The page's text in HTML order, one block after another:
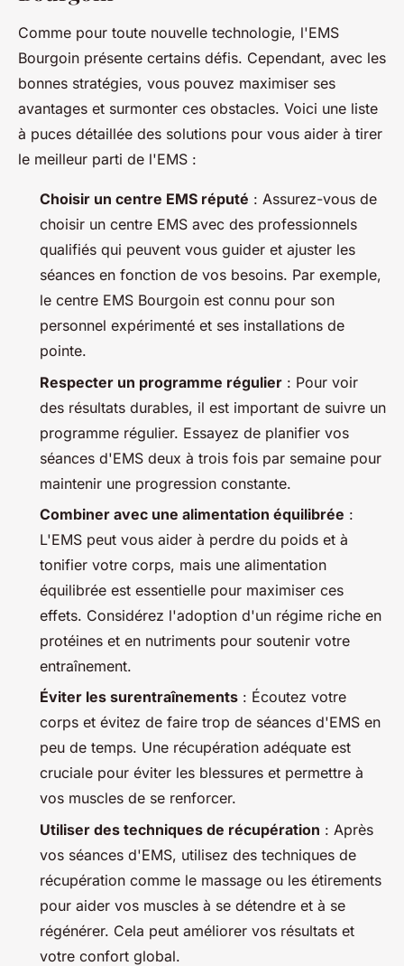
Comme pour toute nouvelle technologie, l'EMS
Bourgoin présente certains défis. Cependant, avec les
bonnes stratégies, vous pouvez maximiser ses
avantages et surmonter ces obstacles. Voici une liste
à puces détaillée des solutions pour vous aider à tirer
le meilleur parti de l'EMS :
Choisir un centre EMS réputé : Assurez-vous de
choisir un centre EMS avec des professionnels
qualifiés qui peuvent vous guider et ajuster les
séances en fonction de vos besoins. Par exemple,
le centre EMS Bourgoin est connu pour son
personnel expérimenté et ses installations de
pointe.
Respecter un programme régulier : Pour voir
des résultats durables, il est important de suivre un
programme régulier. Essayez de planifier vos
séances d'EMS deux à trois fois par semaine pour
maintenir une progression constante.
Combiner avec une alimentation équilibrée :
L'EMS peut vous aider à perdre du poids et à
tonifier votre corps, mais une alimentation
équilibrée est essentielle pour maximiser ces
effets. Considérez l'adoption d'un régime riche en
protéines et en nutriments pour soutenir votre
entraînement.
Éviter les surentraînements : Écoutez votre
corps et évitez de faire trop de séances d'EMS en
peu de temps. Une récupération adéquate est
cruciale pour éviter les blessures et permettre à
vos muscles de se renforcer.
Utiliser des techniques de récupération : Après
vos séances d'EMS, utilisez des techniques de
récupération comme le massage ou les étirements
pour aider vos muscles à se détendre et à se
régénérer. Cela peut améliorer vos résultats et
votre confort global.